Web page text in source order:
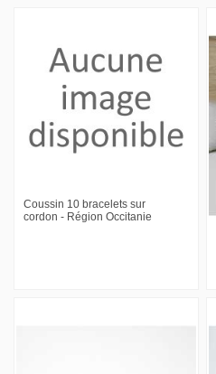
Coussin 10 bracelets sur
cordon - Région Occitanie